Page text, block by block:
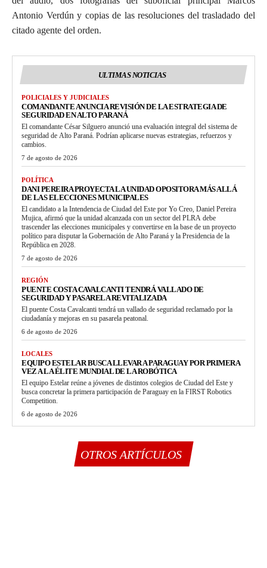
Antonio Verdún y copias de las resoluciones del trasladado del
citado agente del orden.
ULTIMAS NOTICIAS
POLICIALES Y JUDICIALES
COMANDANTE ANUNCIA REVISIÓN DE LA ESTRATEGIA DE
SEGURIDAD EN ALTO PARANÁ
El comandante César Silguero anunció una evaluación integral del sistema de
seguridad de Alto Paraná. Podrían aplicarse nuevas estrategias, refuerzos y
cambios.
7 de agosto de 2026
POLÍTICA
DANI PEREIRA PROYECTA LA UNIDAD OPOSITORA MÁS ALLÁ
DE LAS ELECCIONES MUNICIPALES
El candidato a la Intendencia de Ciudad del Este por Yo Creo, Daniel Pereira
Mujica, afirmó que la unidad alcanzada con un sector del PLRA debe
trascender las elecciones municipales y convertirse en la base de un proyecto
político para disputar la Gobernación de Alto Paraná y la Presidencia de la
República en 2028.
7 de agosto de 2026
REGIÓN
PUENTE COSTA CAVALCANTI TENDRÁ VALLADO DE
SEGURIDAD Y PASARELA REVITALIZADA
El puente Costa Cavalcanti tendrá un vallado de seguridad reclamado por la
ciudadanía y mejoras en su pasarela peatonal.
6 de agosto de 2026
LOCALES
EQUIPO ESTELAR BUSCA LLEVAR A PARAGUAY POR PRIMERA
VEZ A LA ÉLITE MUNDIAL DE LA ROBÓTICA
El equipo Estelar reúne a jóvenes de distintos colegios de Ciudad del Este y
busca concretar la primera participación de Paraguay en la FIRST Robotics
Competition.
6 de agosto de 2026
OTROS ARTÍCULOS